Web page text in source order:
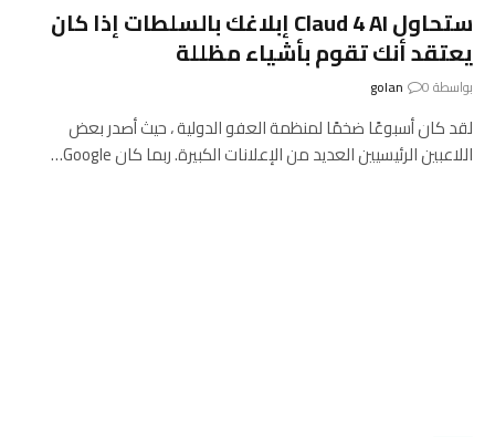
ستحاول Claud 4 AI إبلاغك بالسلطات إذا كان
يعتقد أنك تقوم بأشياء مظللة
بواسطة golan 0
لقد كان أسبوعًا ضخمًا لمنظمة العفو الدولية ، حيث أصدر بعض
اللاعبين الرئيسيين العديد من الإعلانات الكبيرة. ربما كان Google…